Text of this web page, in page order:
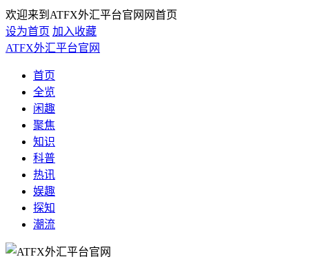
欢迎来到ATFX外汇平台官网网首页
设为首页 加入收藏
ATFX外汇平台官网
首页
全览
闲趣
聚焦
知识
科普
热讯
娱趣
探知
潮流